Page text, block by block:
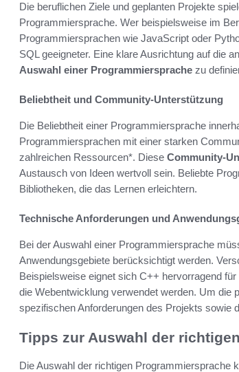
Die beruflichen Ziele und geplanten Projekte
Programmiersprache. Wer beispielsweise im
Programmiersprachen wie JavaScript oder
SQL geeigneter. Eine klare Ausrichtung auf die
Auswahl einer Programmiersprache zu
Beliebtheit und Community-Unterstützung
Die Beliebtheit einer Programmiersprache
Programmiersprachen mit einer starken
zahlreichen Ressourcen*. Diese Community-
Austausch von Ideen wertvoll sein. Beliebte
Bibliotheken, die das Lernen erleichtern.
Technische Anforderungen und
Bei der Auswahl einer Programmiersprache
Anwendungsgebiete berücksichtigt werden.
Beispielsweise eignet sich C++ hervorragend
die Webentwicklung verwendet werden. Um
spezifischen Anforderungen des Projekts sowie
Tipps zur Auswahl der
Die Auswahl der richtigen Programmiersprache